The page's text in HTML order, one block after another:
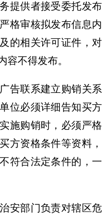
供者接受委托发布
格审核拟发布信息内
的相关许可证件，对
容不得发布。
联系建立购销关系
位必须详细告知买方
施购销时，必须严格
方资格条件等资料，
符合法定条件的，一
部门负责对辖区危